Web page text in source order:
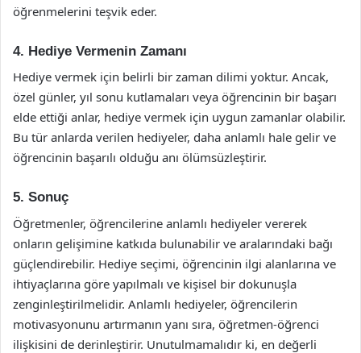
öğrenmelerini teşvik eder.
4. Hediye Vermenin Zamanı
Hediye vermek için belirli bir zaman dilimi yoktur. Ancak,
özel günler, yıl sonu kutlamaları veya öğrencinin bir başarı
elde ettiği anlar, hediye vermek için uygun zamanlar olabilir.
Bu tür anlarda verilen hediyeler, daha anlamlı hale gelir ve
öğrencinin başarılı olduğu anı ölümsüzleştirir.
5. Sonuç
Öğretmenler, öğrencilerine anlamlı hediyeler vererek
onların gelişimine katkıda bulunabilir ve aralarındaki bağı
güçlendirebilir. Hediye seçimi, öğrencinin ilgi alanlarına ve
ihtiyaçlarına göre yapılmalı ve kişisel bir dokunuşla
zenginleştirilmelidir. Anlamlı hediyeler, öğrencilerin
motivasyonunu artırmanın yanı sıra, öğretmen-öğrenci
ilişkisini de derinleştirir. Unutulmamalıdır ki, en değerli